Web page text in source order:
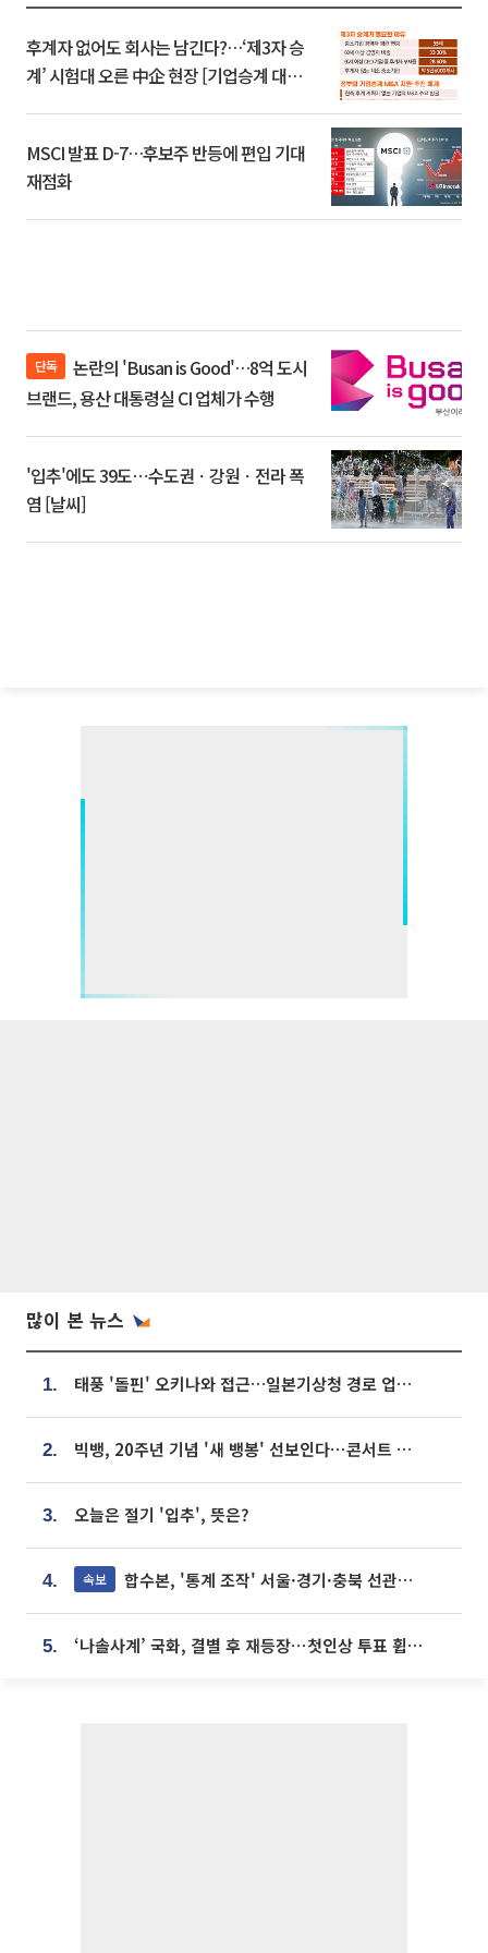
후계자 없어도 회사는 남긴다?…‘제3자 승
계’ 시험대 오른 中企 현장 [기업승계 대전
MSCI 발표 D-7…후보주 반등에 편입 기대
재점화
단독
브랜드, 용산 대통령실 CI 업체가 수행
'입추'에도 39도⋯수도권ㆍ강원ㆍ전라 폭
염 [날씨]
많이 본 뉴스
1. 태풍 '돌핀' 오키나와 접근…일본기상청 경로 업데이트
2. 빅뱅, 20주년 기념 '새 뱅봉' 선보인다⋯콘서트 앞두고 팝업 개최
3. 오늘은 절기 '입추', 뜻은?
4. 속보 합수본, '통계 조작' 서울·경기·충북 선관위 등 추가 압수수색
5. ‘나솔사계’ 국화, 결별 후 재등장⋯첫인상 투표 휩쓸고 ‘인기녀’ 등극